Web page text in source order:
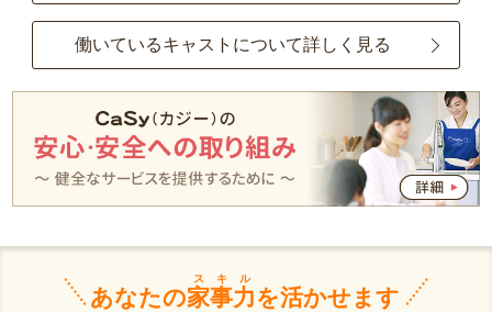
働いているキャストについて詳しく見る
あなたの家事力
スキル
を活かせます